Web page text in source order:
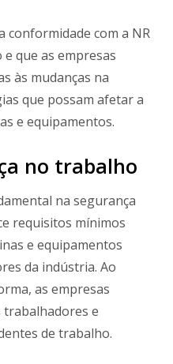
conformidade com a NR
que as empresas
às mudanças na
que possam afetar a
e equipamentos.
no trabalho
na segurança
requisitos mínimos
e equipamentos
da indústria. Ao
as empresas
trabalhadores e
de trabalho.